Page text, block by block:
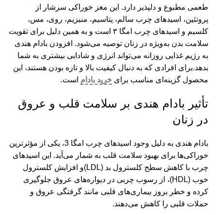
طعمی مطبوع و دلپذیر دارد. این مغز خوراکی سرشار از
پروتئین، اسیدهای چرب سالم، پتاسیم، منیزیم، روی، مس،
کلسیم و اسیدهای چرب امگا ۳ است و به همین دلیل برای تقویت
سلامت بدن به‌ویژه در زنان توصیه می‌شود. افزودن بادام هندی
به رژیم غذایی روزانه می‌تواند انرژی و شادابی بیشتری به شما
بدهد.برای افرادی که به دنبال کیفیت بالا و تازه بودن هستند، این
محصول گزینه‌ای مناسب برای خرید بادام است.
تأثیر بادام هندی بر سلامت قلب و عروق
در زنان
بادام هندی به دلیل وجود اسیدهای چرب امگا 3، یکی از مؤثرترین
خوراکی‌ها برای بهبود سلامت قلب به شمار می‌آید. این اسیدهای
چرب با کاهش سطح کلسترول بد (LDL)و افزایش کلسترول
خوب (HDL)، از رسوب چربی در دیواره‌های عروق جلوگیری
کرده و خطر بروز بیماری‌های قلبی مانند گرفتگی عروق و
حملات قلبی را کاهش می‌دهند.